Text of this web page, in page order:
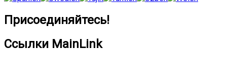
Присоединяйтесь!
Ссылки MainLink